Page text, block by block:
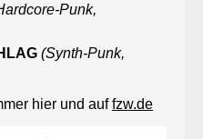
Punk,
(Synth-Punk,
hier und auffzw.de